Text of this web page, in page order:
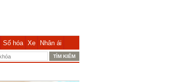
Số hóa Xe Nhân ái